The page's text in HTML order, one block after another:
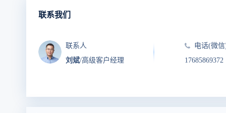
联系我们
联系人
刘斌/高级客户经理
电话(微信
17685869372